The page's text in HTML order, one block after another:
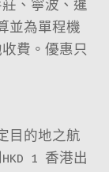
、寧波、暹
並為單程機
費。優惠只
目的地之航
1 香港出